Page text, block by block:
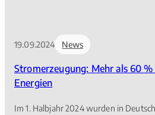
19.09.2024 News
Stromerzeugung: Mehr als 60 %
Energien
Im 1. Halbjahr 2024 wurden in